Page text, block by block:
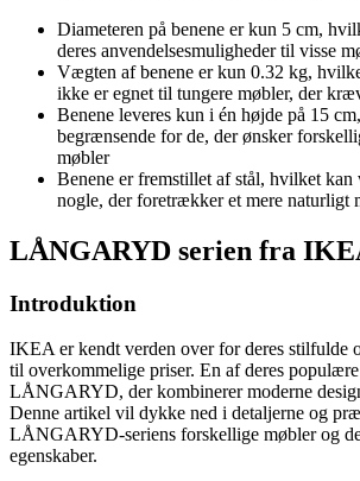
Diameteren på benene er kun 5 cm,
deres anvendelsesmuligheder til visse
Vægten af benene er kun 0.32 kg,
ikke er egnet til tungere møbler, der
Benene leveres kun i én højde på 15
begrænsende for de, der ønsker
møbler
Benene er fremstillet af stål, hvilket
nogle, der foretrækker et mere naturligt
LÅNGARYD serien fra
Introduktion
IKEA er kendt verden over for deres stilfulde
til overkommelige priser. En af deres
LÅNGARYD, der kombinerer moderne
Denne artikel vil dykke ned i detaljerne og
LÅNGARYD-seriens forskellige møbler og
egenskaber.